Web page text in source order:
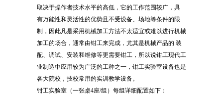
取决于操作者技术水平的高低，它的工作范围较广，具
有万能性和灵活性的优势且不受设备、场地等条件的限
制，因此凡是采用机械加工方法不太适宜或难以进行机械
加工的场合，通常由钳工来完成，尤其是机械产品的 装
配、调试、安装和维修等更需要钳工，所以说钳工现代工
业制造中应用较为广泛的工种之一，钳工实验室设备也是
各大院校，技校常用的实训教学设备。
钳工实验室（一张桌4座/组）每组详细配置如下：